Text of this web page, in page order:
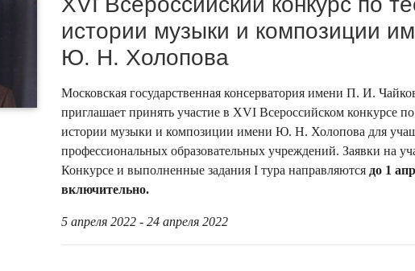
истории музыки и композиции
Ю. Н. Холопова
Московская государственная консерватория имени П. И.
приглашает принять участие в XVI Всероссийском конкурсе
истории музыки и композиции имени Ю. Н. Холопова для
профессиональных образовательных учреждений. Заявки на
Конкурсе и выполненные задания I тура направляютсядо 1
включительно.
5 апреля 2022 - 24 апреля 2022